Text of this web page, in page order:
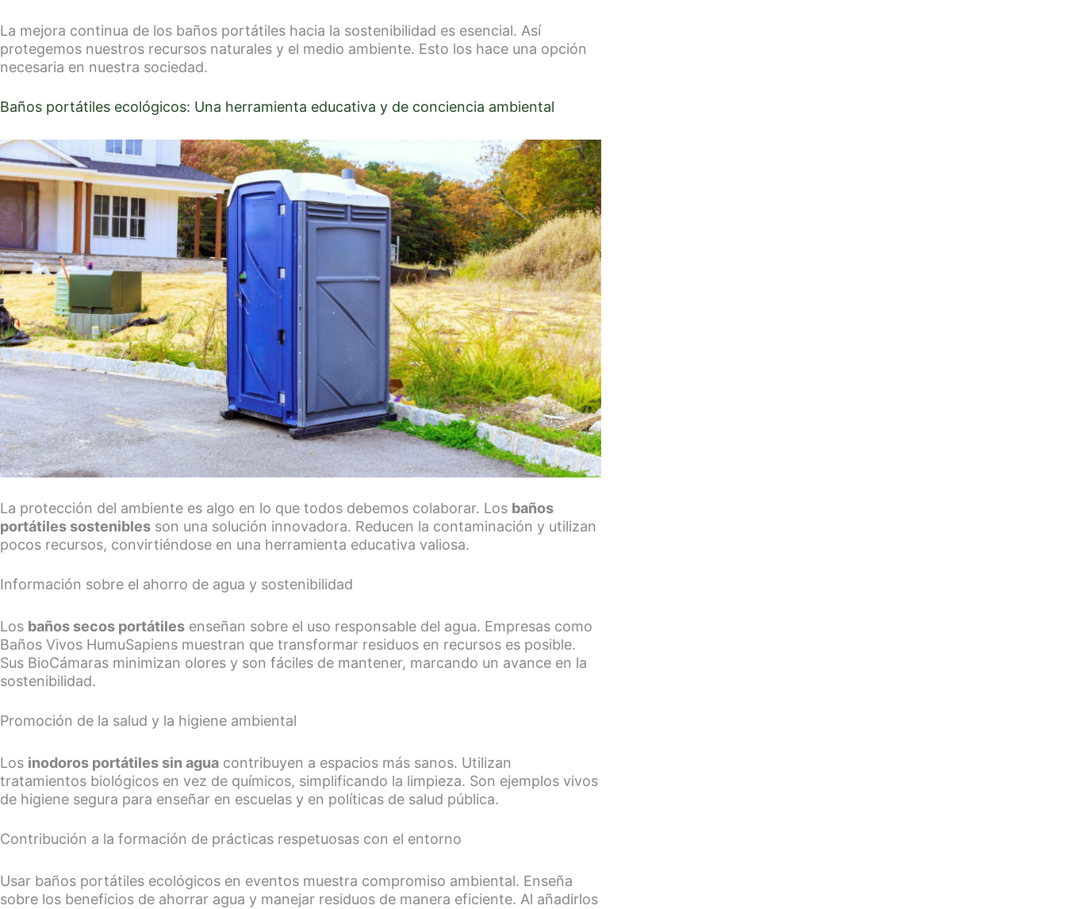
La mejora continua de los baños portátiles hacia la sostenibilidad es esencial. Así
protegemos nuestros recursos naturales y el medio ambiente. Esto los hace una opción
necesaria en nuestra sociedad.
Baños portátiles ecológicos: Una herramienta educativa y de conciencia ambiental
La protección del ambiente es algo en lo que todos debemos colaborar. Los baños
portátiles sostenibles son una solución innovadora. Reducen la contaminación y utilizan
pocos recursos, convirtiéndose en una herramienta educativa valiosa.
Información sobre el ahorro de agua y sostenibilidad
Los baños secos portátiles enseñan sobre el uso responsable del agua. Empresas como
Baños Vivos HumuSapiens muestran que transformar residuos en recursos es posible.
Sus BioCámaras minimizan olores y son fáciles de mantener, marcando un avance en la
sostenibilidad.
Promoción de la salud y la higiene ambiental
Los inodoros portátiles sin agua contribuyen a espacios más sanos. Utilizan
tratamientos biológicos en vez de químicos, simplificando la limpieza. Son ejemplos vivos
de higiene segura para enseñar en escuelas y en políticas de salud pública.
Contribución a la formación de prácticas respetuosas con el entorno
Usar baños portátiles ecológicos en eventos muestra compromiso ambiental. Enseña
sobre los beneficios de ahorrar agua y manejar residuos de manera eficiente. Al añadirlos